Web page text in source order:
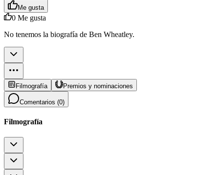
Me gusta
0 Me gusta
No tenemos la biografía de Ben Wheatley.
Filmografía Premios y nominaciones
Comentarios (0)
Filmografía